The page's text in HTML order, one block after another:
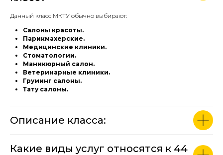
Данный класс МКТУ обычно выбирают:
Салоны красоты.
Парикмахерские.
Медицинские клиники.
Стоматологии.
Маникюрный салон.
Ветеринарные клиники.
Груминг салоны.
Тату салоны.
Описание класса:
Какие виды услуг относятся к 44